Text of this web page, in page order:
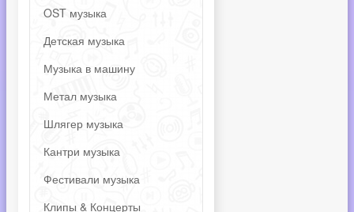
OST музыка
Детская музыка
Музыка в машину
Метал музыка
Шлягер музыка
Кантри музыка
Фестивали музыка
Клипы & Концерты